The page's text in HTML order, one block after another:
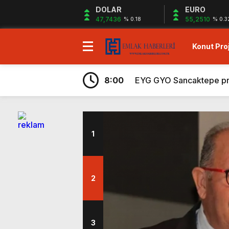
DOLAR
47,7436 % 0.18
EURO
55,2510 %
Konut
7:43
Ege Yapı
19:29
Gazze`ye Yardım
8:00
EYG GYO Sancaktepe
7:56
Kiler GYO Halkalı
6:59
Sagist Group’tan 140
Shelton Bodrum projesi
Sur Tatil Evleri
Ayvalık’ta peşin
Hayat City
7:48
Rams Denizkent
Ege Yapı
1
2
3